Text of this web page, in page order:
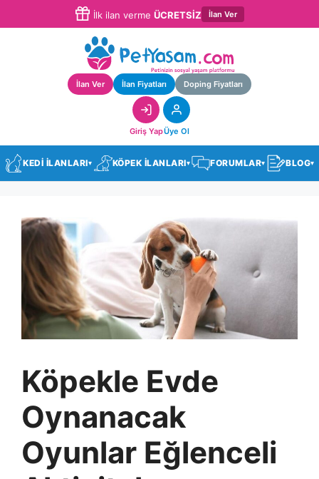
İlk ilan verme ÜCRETSİZ İlan Ver
İlan Ver İlan Fiyatları Doping Fiyatları
Giriş YapÜye Ol
KEDİ İLANLARI▾ KÖPEK İLANLARI▾ FORUMLAR▾ BLOG▾
Köpekle Evde
Oynanacak
Oyunlar Eğlenceli